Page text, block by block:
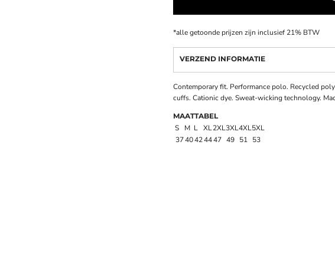
*alle getoonde prijzen zijn inclusief 21% BTW
VERZEND INFORMATIE
Contemporary fit. Performance polo. Recycled
cuffs. Cationic dye. Sweat-wicking technology.
MAATTABEL
S M L XL2XL3XL4XL5XL
3740424447 49 51 53